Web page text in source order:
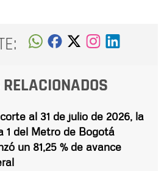
al 31 de julio de 2026, la
1 del Metro de Bogotá
un 81,25 % de avance